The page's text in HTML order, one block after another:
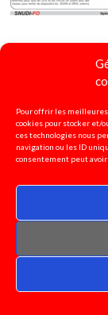
Pour offrir les
cookies pour stocker et/
ces technologies nous
navigation ou les ID
consentement peut
4 pages spécial